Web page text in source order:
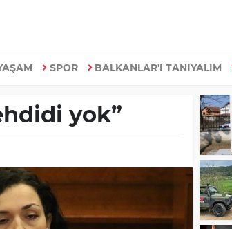
SPOR BALKANLAR'I TANIYALIM
yok”